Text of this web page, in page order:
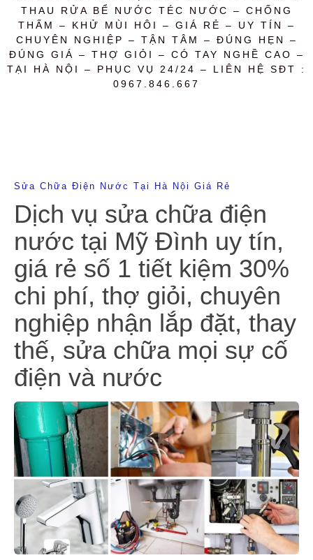
THAU RỬA BỂ NƯỚC TÉC NƯỚC – CHỐNG
THẤM – KHỬ MÙI HÔI – GIÁ RẺ – UY TÍN –
CHUYÊN NGHIỆP – TẬN TÂM – ĐÚNG HẸN –
ĐÚNG GIÁ – THỢ GIỎI – CÓ TAY NGHỀ CAO –
TẠI HÀ NỘI – PHỤC VỤ 24/24 – LIÊN HỆ SĐT :
0967.846.667
Sửa Chữa Điện Nước Tại Hà Nội Giá Rẻ
Dịch vụ sửa chữa điện
nước tại Mỹ Đình uy tín,
giá rẻ số 1 tiết kiệm 30%
chi phí, thợ giỏi, chuyên
nghiệp nhận lắp đặt, thay
thế, sửa chữa mọi sự cố
điện và nước